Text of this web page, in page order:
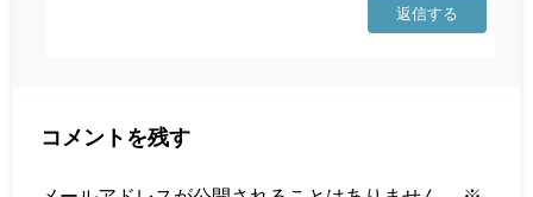
返信する
コメントを残す